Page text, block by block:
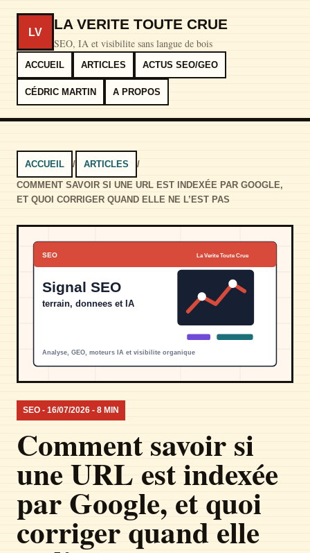
LV LA VERITE TOUTE CRUE
SEO, IA et visibilite sans langue de bois
ACCUEIL ARTICLES ACTUS SEO/GEO
CÉDRIC MARTIN A PROPOS
ACCUEIL / ARTICLES
/
COMMENT SAVOIR SI UNE URL EST INDEXÉE PAR GOOGLE,
ET QUOI CORRIGER QUAND ELLE NE L’EST PAS
SEO - 16/07/2026 - 8 MIN
Comment savoir si
une URL est indexée
par Google, et quoi
corriger quand elle